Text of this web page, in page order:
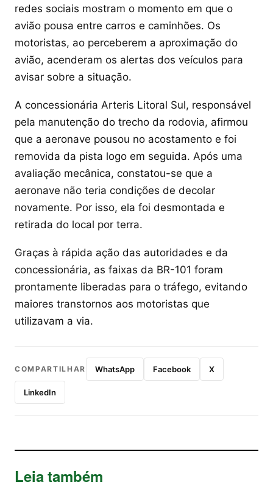
redes sociais mostram o momento em que o
avião pousa entre carros e caminhões. Os
motoristas, ao perceberem a aproximação do
avião, acenderam os alertas dos veículos para
avisar sobre a situação.
A concessionária Arteris Litoral Sul, responsável
pela manutenção do trecho da rodovia, afirmou
que a aeronave pousou no acostamento e foi
removida da pista logo em seguida. Após uma
avaliação mecânica, constatou-se que a
aeronave não teria condições de decolar
novamente. Por isso, ela foi desmontada e
retirada do local por terra.
Graças à rápida ação das autoridades e da
concessionária, as faixas da BR-101 foram
prontamente liberadas para o tráfego, evitando
maiores transtornos aos motoristas que
utilizavam a via.
COMPARTILHAR WhatsApp Facebook X
LinkedIn
Leia também